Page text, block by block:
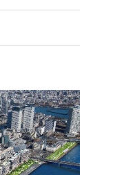
グランドオ